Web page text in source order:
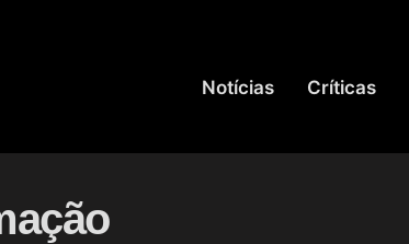
Notícias Críticas